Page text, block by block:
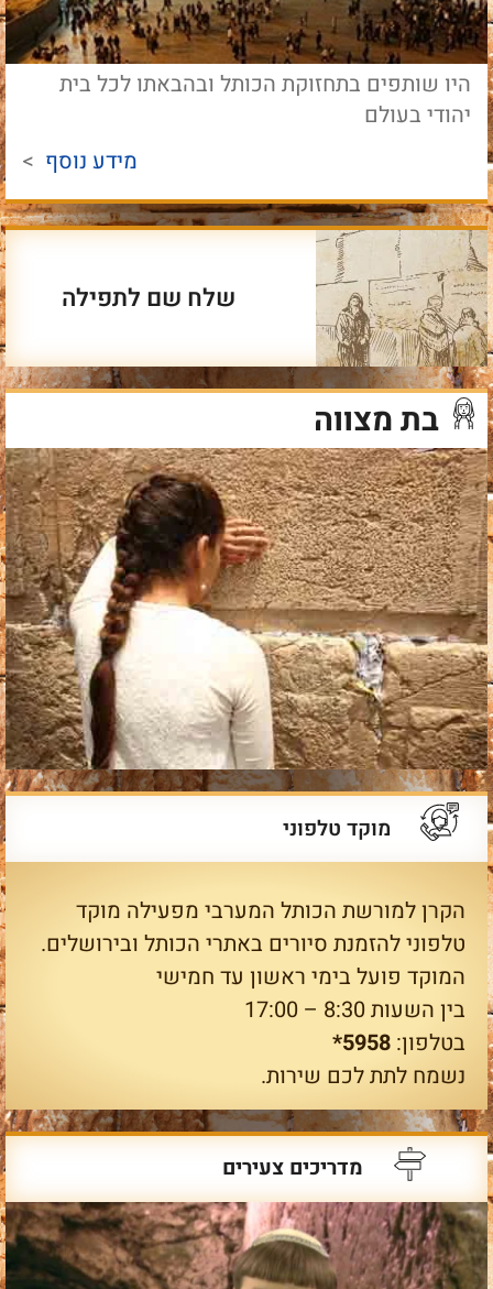
היו שותפים בתחזוקת הכותל ובהבאתו לכל בית
יהודי בעולם
מידע נוסף >
שלח שם לתפילה
בת מצווה
מוקד טלפוני
הקרן למורשת הכותל המערבי מפעילה מוקד
טלפוני להזמנת סיורים באתרי הכותל ובירושלים.
המוקד פועל בימי ראשון עד חמישי
בין השעות 8:30 – 17:00
בטלפון: 5958*
נשמח לתת לכם שירות.
מדריכים צעירים